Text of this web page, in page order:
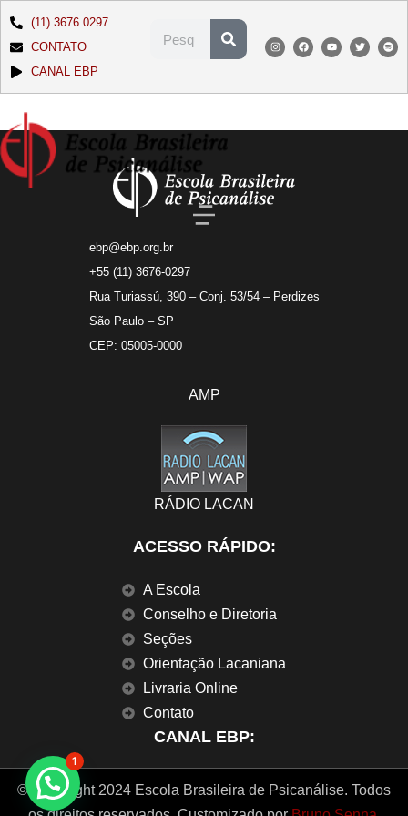
(11) 3676.0297
CONTATO
CANAL EBP
ebp@ebp.org.br
+55 (11) 3676-0297
Rua Turiassú, 390 – Conj. 53/54 – Perdizes
São Paulo – SP
CEP: 05005-0000
AMP
RÁDIO LACAN
ACESSO RÁPIDO:
A Escola
Conselho e Diretoria
Seções
Orientação Lacaniana
Livraria Online
Contato
CANAL EBP:
© Copyright 2024 Escola Brasileira de Psicanálise. Todos
1